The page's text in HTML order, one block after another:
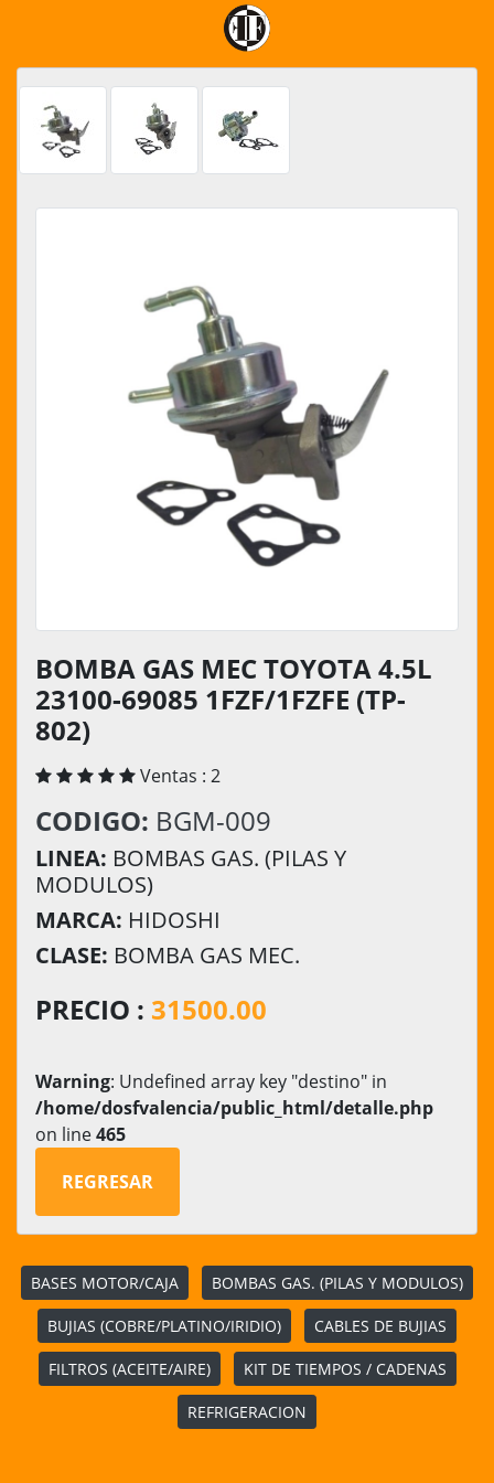
BOMBA GAS MEC TOYOTA 4.5L
23100-69085 1FZF/1FZFE (TP-
802)
Ventas : 2
CODIGO: BGM-009
LINEA: BOMBAS GAS. (PILAS Y
MODULOS)
MARCA: HIDOSHI
CLASE: BOMBA GAS MEC.
PRECIO : 31500.00
Warning: Undefined array key "destino" in
/home/dosfvalencia/public_html/detalle.php
on line465
REGRESAR
BASES MOTOR/CAJA BOMBAS GAS. (PILAS Y MODULOS)
BUJIAS (COBRE/PLATINO/IRIDIO) CABLES DE BUJIAS
FILTROS (ACEITE/AIRE) KIT DE TIEMPOS / CADENAS
REFRIGERACION